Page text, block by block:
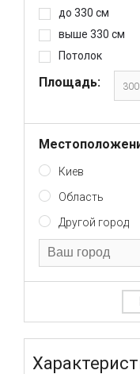
до 330 см
выше 330 см
Потолок
Площадь:
Киев
Область
Другой город